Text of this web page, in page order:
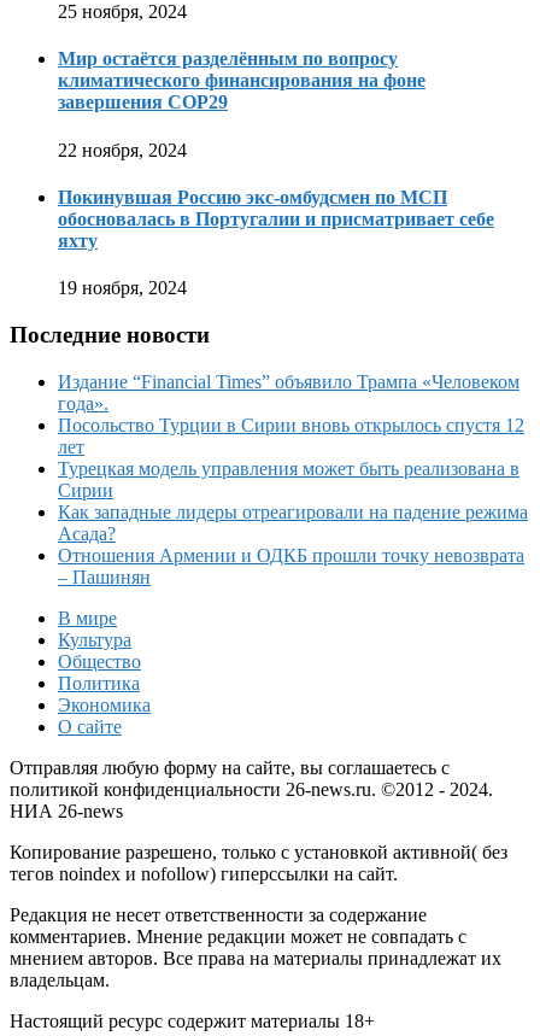
25 ноября, 2024
Мир остаётся разделённым по вопросу
климатического финансирования на фоне
завершения COP29
22 ноября, 2024
Покинувшая Россию экс-омбудсмен по МСП
обосновалась в Португалии и присматривает себе
яхту
19 ноября, 2024
Последние новости
Издание “Financial Times” объявило Трампа «Человеком
года».
Посольство Турции в Сирии вновь открылось спустя 12
лет
Турецкая модель управления может быть реализована в
Сирии
Как западные лидеры отреагировали на падение режима
Асада?
Отношения Армении и ОДКБ прошли точку невозврата
– Пашинян
В мире
Культура
Общество
Политика
Экономика
О сайте
Отправляя любую форму на сайте, вы соглашаетесь с
политикой конфиденциальности 26-news.ru. ©2012 - 2024.
НИА 26-news
Копирование разрешено, только с установкой активной( без
тегов noindex и nofollow) гиперссылки на сайт.
Редакция не несет ответственности за содержание
комментариев. Мнение редакции может не совпадать с
мнением авторов. Все права на материалы принадлежат их
владельцам.
Настоящий ресурс содержит материалы 18+